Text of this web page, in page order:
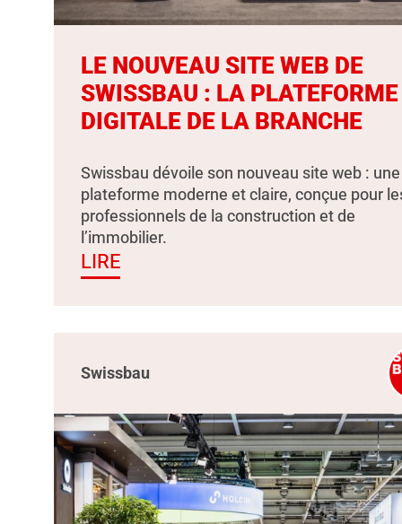
LE NOUVEAU SITE WEB DE
SWISSBAU : LA PLATEFORME
DIGITALE DE LA BRANCHE
Swissbau dévoile son nouveau site web : une
plateforme moderne et claire, conçue pour
professionnels de la construction et de
l’immobilier.
LIRE
Swissbau